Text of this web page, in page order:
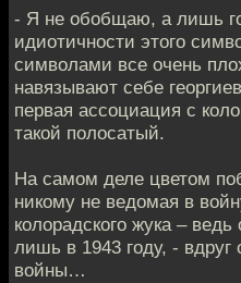
- Я не обобщаю, а лишь
идиотичности этого
символами все очень
навязывают себе
первая ассоциация с
такой полосатый.
На самом деле цветом
никому не ведомая в
колорадского жука –
лишь в 1943 году, - вдруг
войны…